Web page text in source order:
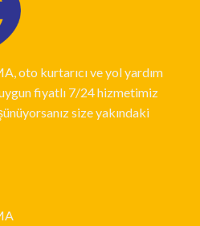
oto kurtarıcı ve yol yardım
fiyatlı 7/24 hizmetimiz
size yakındaki